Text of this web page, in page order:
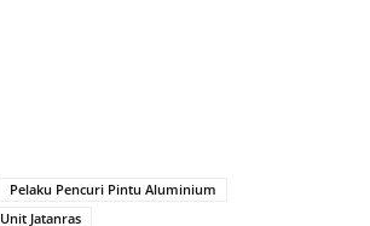
Pelaku Pencuri Pintu Aluminium
Unit Jatanras